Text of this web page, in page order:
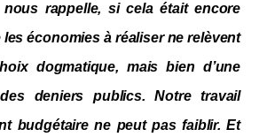
rappelle, si cela était encore
économies à réaliser ne relèvent
dogmatique, mais bien d’une
deniers publics. Notre travail
budgétaire ne peut pas faiblir. Et